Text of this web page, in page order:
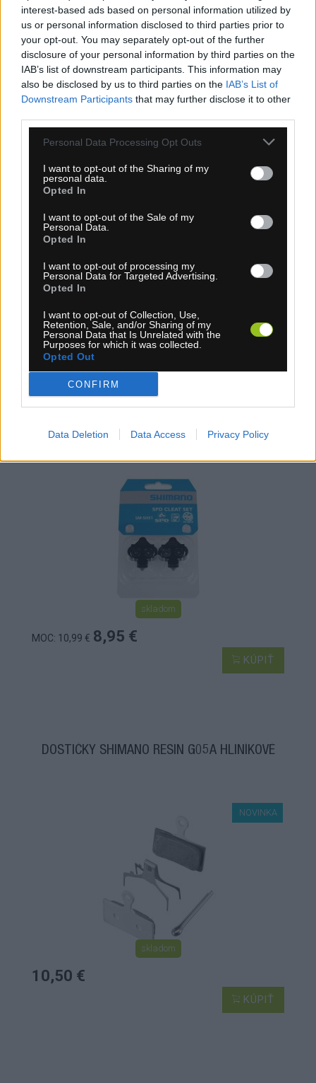
interest-based ads based on personal information utilized by
us or personal information disclosed to third parties prior to
your opt-out. You may separately opt-out of the further
disclosure of your personal information by third parties on the
IAB’s list of downstream participants. This information may
also be disclosed by us to third parties on the IAB’s List of
Downstream Participants that may further disclose it to other
Personal Data Processing Opt Outs
I want to opt-out of the Sharing of my
personal data.
Opted In
I want to opt-out of the Sale of my
Personal Data.
Opted In
I want to opt-out of processing my
Personal Data for Targeted Advertising.
Opted In
I want to opt-out of Collection, Use,
Retention, Sale, and/or Sharing of my
Personal Data that Is Unrelated with the
Purposes for which it was collected.
Opted Out
CONFIRM
Data Deletion Data Access Privacy Policy
DOSTIČKY SHIMANO RESIN K05S
skladom
8,95 €
KÚPIŤ
KUFRE SHIMANO MTB SPD SH51
skladom
MOC: 10,99 € 8,95 €
KÚPIŤ
DOSTIČKY SHIMANO RESIN G05A HLINÍKOVÉ
NOVINKA
skladom
10,50 €
KÚPIŤ